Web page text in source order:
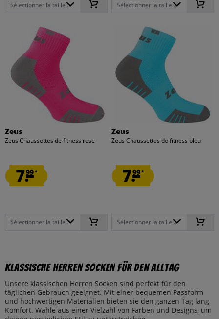
Sélectionner la taille... Sélectionner la taille...
Zeus
Zeus Chaussettes de fitness rose
7.99*
Sélectionner la taille...
Zeus
Zeus Chaussettes de fitness bleu
7.99*
Sélectionner la taille...
Klassische Herren Socken für den Alltag
Unsere klassischen Herren Socken sind perfekt für den
täglichen Gebrauch geeignet. Mit einer bequemen Passform
und hochwertigen Materialien bieten sie den ganzen Tag lang
Komfort. Wähle aus einer Vielzahl von Farben und Designs, um